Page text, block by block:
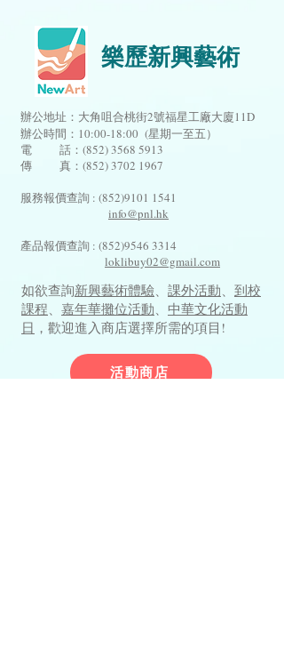
樂歷新興藝術
辦公地址：大角咀合桃街2號福星工廠大廈11D
辦公時間：10:00-18:00 (星期一至五）
電 話：(852)3568 5913
傳 真：(852) 3702 1967
服務報價查詢 : (852)9101 1541
info@pnl.hk
產品報價查詢 : (852)9546 3314
loklibuy02@gmail.com
如欲查詢新興藝術體驗、 課外活動、 到校
課程、 嘉年華攤位活動、 中華文化活動
日 ，歡迎進入商店選擇所需的項目!
活動商店